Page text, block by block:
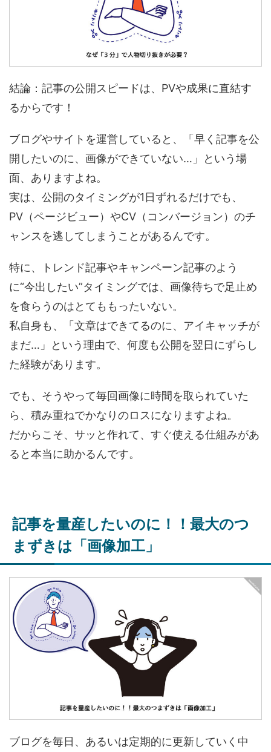
結論：記事の公開スピードは、PVや成果に直結す
るからです！
ブログやサイトを運営していると、「早く記事を公
開したいのに、画像ができていない…」という場
面、ありますよね。
実は、公開のタイミングが1日ずれるだけでも、
PV（ページビュー）やCV（コンバージョン）のチ
ャンスを逃してしまうことがあるんです。
特に、トレンド記事やキャンペーン記事のよう
に“今出したい”タイミングでは、画像待ちで足止め
を食らうのはとてももったいない。
私自身も、「文章はできてるのに、アイキャッチが
まだ…」という理由で、何度も公開を翌日にずらし
た経験があります。
でも、そうやって毎回画像に時間を取られていた
ら、積み重ねでかなりのロスになりますよね。
だからこそ、サッと作れて、すぐ使える仕組みがあ
ると本当に助かるんです。
記事を量産したいのに！！最大のつ
まずきは「画像加工」
ブログを毎日、あるいは定期的に更新していく中